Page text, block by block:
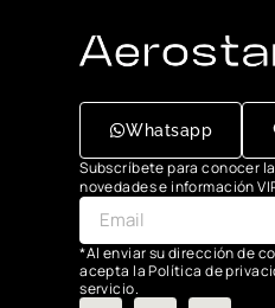
Whatsapp
Subscríbete para conocer
novedades e información
*Al enviar su dirección de
acepta la Política de
servicio.